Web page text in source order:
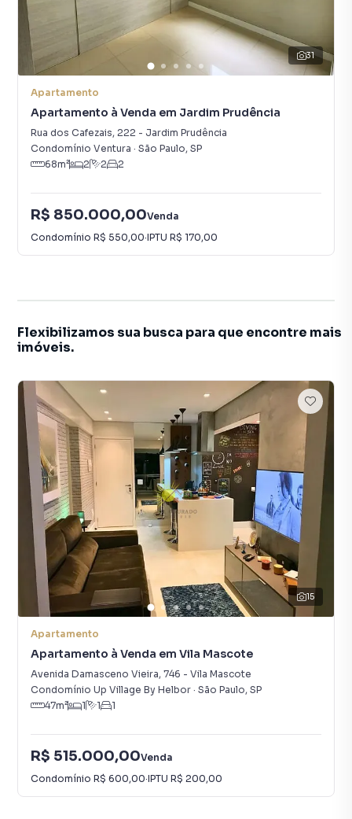
31
Apartamento
Apartamento à Venda em Jardim Prudência
Rua dos Cafezais, 222 - Jardim Prudência
Condomínio Ventura · São Paulo, SP
68m² 2 2 2
R$ 850.000,00Venda
Condomínio R$ 550,00·IPTU R$ 170,00
Flexibilizamos sua busca para que encontre mais
imóveis.
15
Apartamento
Apartamento à Venda em Vila Mascote
Avenida Damasceno Vieira, 746 - Vila Mascote
Condomínio Up Village By Helbor · São Paulo, SP
47m² 1 1 1
R$ 515.000,00Venda
Condomínio R$ 600,00·IPTU R$ 200,00